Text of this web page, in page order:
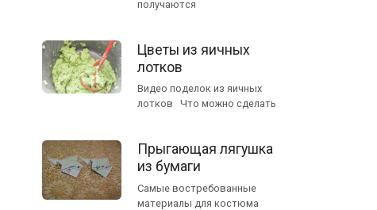
получаются
Цветы из яичных
лотков
Видео поделок из яичных
лотков Что можно сделать
Прыгающая лягушка
из бумаги
Самые востребованные
материалы для костюма